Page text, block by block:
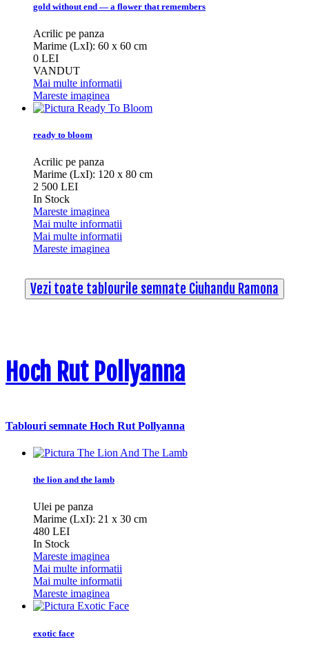
gold without end — a flower that remembers
Acrilic pe panza
Marime (LxI): 60 x 60 cm
0 LEI
VANDUT
Mai multe informatii
Mareste imaginea
ready to bloom
Acrilic pe panza
Marime (LxI): 120 x 80 cm
2 500 LEI
In Stock
Mareste imaginea
Mai multe informatii
Mai multe informatii
Mareste imaginea
Vezi toate tablourile semnate Ciuhandu Ramona
Hoch Rut Pollyanna
Tablouri semnate Hoch Rut Pollyanna
the lion and the lamb
Ulei pe panza
Marime (LxI): 21 x 30 cm
480 LEI
In Stock
Mareste imaginea
Mai multe informatii
Mai multe informatii
Mareste imaginea
exotic face